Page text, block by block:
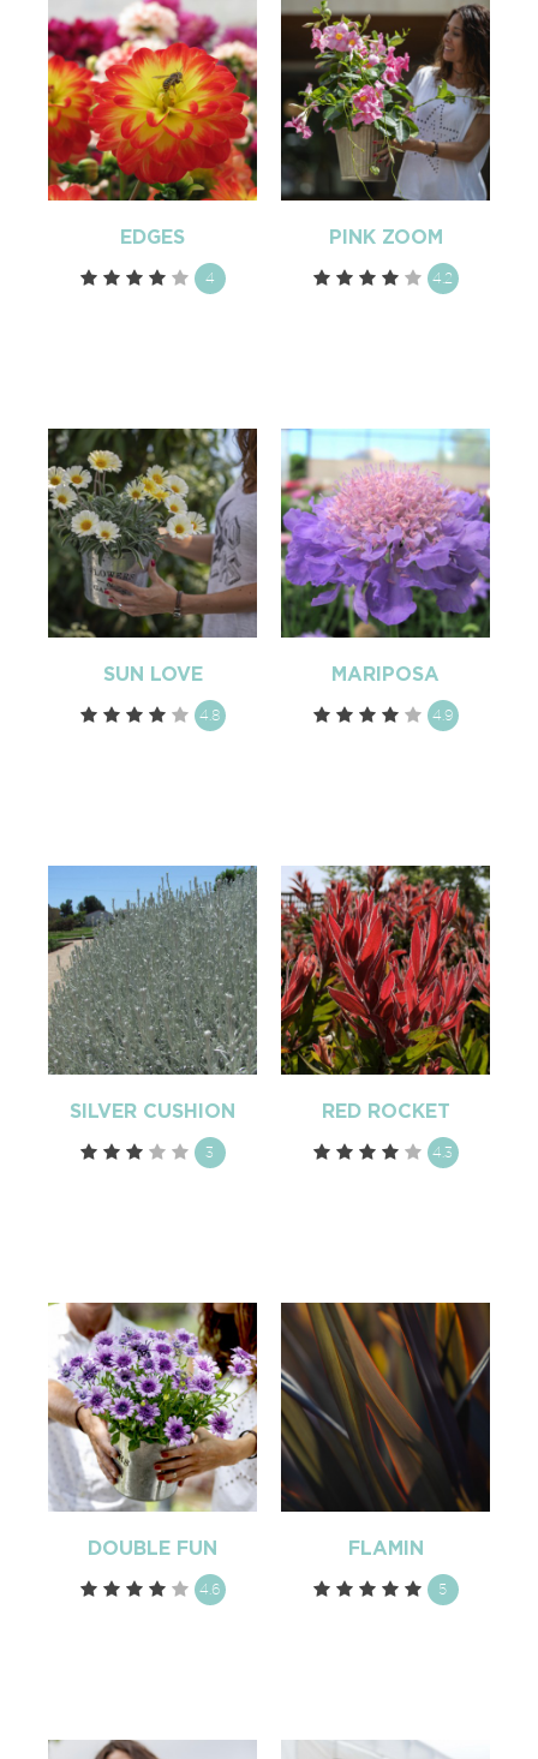
EDGES
4
PINK ZOOM
4.2
SUN LOVE
4.8
MARIPOSA
4.9
SILVER CUSHION
3
RED ROCKET
4.3
DOUBLE FUN
4.6
FLAMIN
5